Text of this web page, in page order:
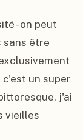
- on peut
être
un super
j'ai
vieilles